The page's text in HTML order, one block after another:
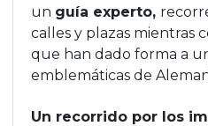
un guía experto,
calles y plazas mientras
que han dado forma a
emblemáticas de
Un recorrido por los